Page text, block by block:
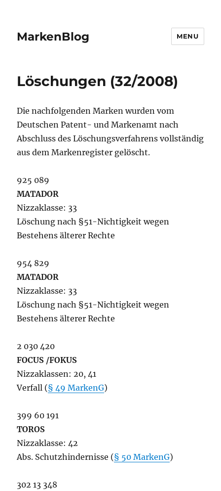
MarkenBlog MENU
Löschungen (32/2008)
Die nachfolgenden Marken wurden vom
Deutschen Patent- und Markenamt nach
Abschluss des Löschungsverfahrens vollständig
aus dem Markenregister gelöscht.
925 089
MATADOR
Nizzaklasse: 33
Löschung nach §51-Nichtigkeit wegen
Bestehens älterer Rechte
954 829
MATADOR
Nizzaklasse: 33
Löschung nach §51-Nichtigkeit wegen
Bestehens älterer Rechte
2 030 420
FOCUS /FOKUS
Nizzaklassen: 20, 41
Verfall (§ 49 MarkenG)
399 60 191
TOROS
Nizzaklasse: 42
Abs. Schutzhindernisse (§ 50 MarkenG)
302 13 348